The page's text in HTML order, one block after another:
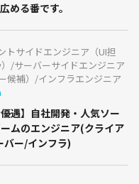
める番です。
トサイドエンジニア（UI担
/サーバーサイドエンジニア
候補）/インフラエンジニア
優遇】自社開発・人気ソー
ムのエンジニア(クライア
バー/インフラ)